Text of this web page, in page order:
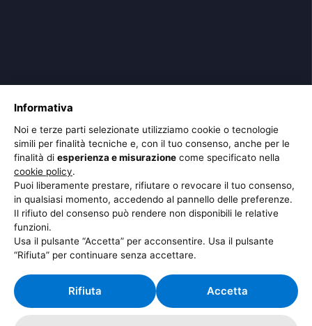
Informativa
Noi e terze parti selezionate utilizziamo cookie o tecnologie
simili per finalità tecniche e, con il tuo consenso, anche per le
finalità di esperienza e misurazione come specificato nella
cookie policy.
Puoi liberamente prestare, rifiutare o revocare il tuo consenso,
in qualsiasi momento, accedendo al pannello delle preferenze.
Il rifiuto del consenso può rendere non disponibili le relative
funzioni.
Usa il pulsante “Accetta” per acconsentire. Usa il pulsante
“Rifiuta” per continuare senza accettare.
Rifiuta Accetta